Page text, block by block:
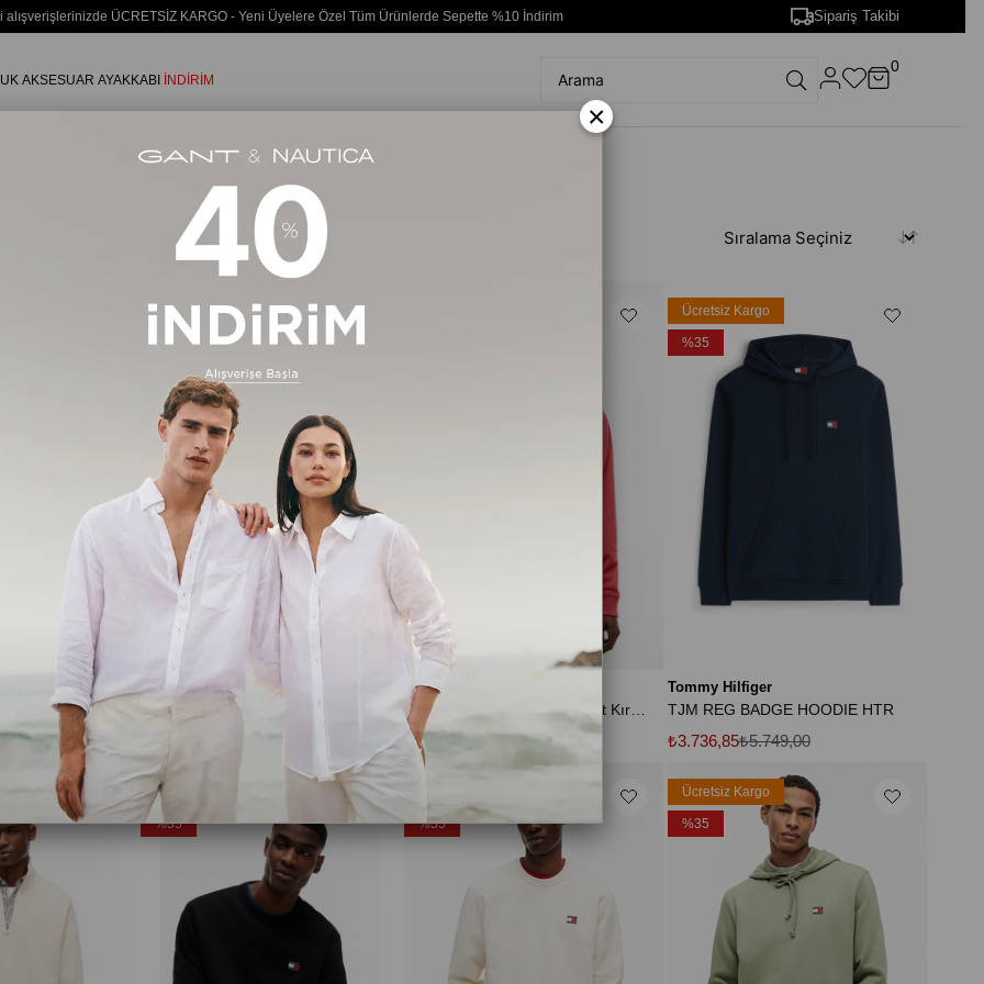
alışverişlerinizde ÜCRETSİZ KARGO - Yeni Üyelere Özel Tüm Ürünlerde Sepette %10 İndirim Sipariş Takibi
AKSESUAR AYAKKABI İNDİRİM
0
ÜST GİYİM Sweatshirt
Tommy Hilfiger
Ücretsiz Kargo
Yeni Ürün
Tommy Jeans
Tjm Regular Badge Crew Ext Kırmızı Erkek Sweatshirt
₺3.359,85 ₺5.169,00
Tommy Hilfiger
TJM REG BADGE HOODIE HTR
₺3.736,85₺5.749,00
Ücretsiz Kargo
%35
Ücretsiz Kargo
%35 %35
Ücretsiz Kargo
%35
×